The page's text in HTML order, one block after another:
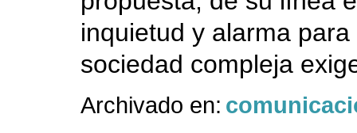
inquietud y alarma
sociedad compleja
Archivado en: